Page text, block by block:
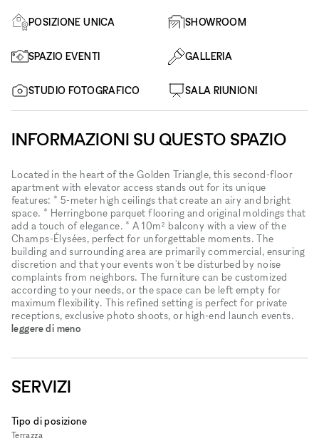
POSIZIONE UNICA SHOWROOM
SPAZIO EVENTI GALLERIA
STUDIO FOTOGRAFICO SALA RIUNIONI
INFORMAZIONI SU QUESTO SPAZIO
Located in the heart of the Golden Triangle, this second-floor
apartment with elevator access stands out for its unique
features: * 5-meter high ceilings that create an airy and bright
space. * Herringbone parquet flooring and original moldings that
add a touch of elegance. * A 10m² balcony with a view of the
Champs-Élysées, perfect for unforgettable moments. The
building and surrounding area are primarily commercial, ensuring
discretion and that your events won't be disturbed by noise
complaints from neighbors. The furniture can be customized
according to your needs, or the space can be left empty for
maximum flexibility. This refined setting is perfect for private
receptions, exclusive photo shoots, or high-end launch events.
leggere di meno
SERVIZI
Tipo di posizione
Terrazza